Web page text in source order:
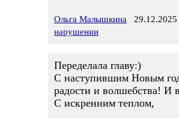
Ольга Малышкина 29.12.2025
нарушении
Переделала главу:)
С наступившим Новым
радости и волшебства! И
С искренним теплом,